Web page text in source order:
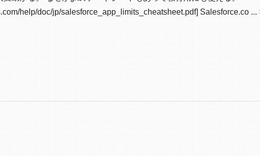
help/doc/jp/salesforce_app_limits_cheatsheet.pdf] Salesforce.co ...